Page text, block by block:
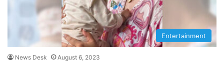
Entertainment
News Desk August 6, 2023